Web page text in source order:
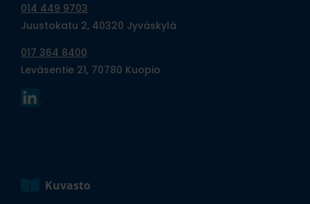
014 449 9703
Juustokatu 2, 40320 Jyväskylä
017 364 8400
Leväsentie 21, 70780 Kuopio
Kuvasto